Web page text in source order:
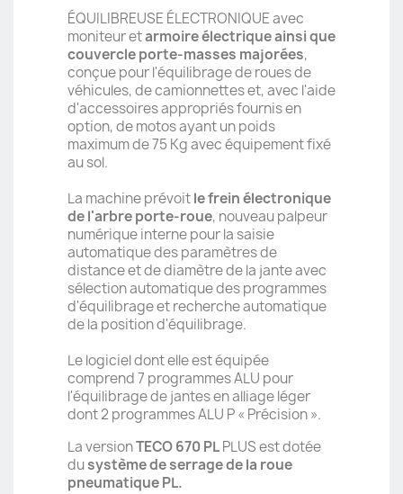
ÉQUILIBREUSE ÉLECTRONIQUE avec
moniteur etarmoire électrique ainsi que
couvercle porte-masses majorées,
conçue pour l'équilibrage de roues de
véhicules, de camionnettes et, avec l'aide
d'accessoires appropriés fournis en
option, de motos ayant un poids
maximum de 75 Kg avec équipement fixé
au sol.
La machine prévoitle frein électronique
de l'arbre porte-roue, nouveau palpeur
numérique interne pour la saisie
automatique des paramètres de
distance et de diamètre de la jante avec
sélection automatique des programmes
d'équilibrage et recherche automatique
de la position d'équilibrage.
Le logiciel dont elle est équipée
comprend 7 programmes ALU pour
l'équilibrage de jantes en alliage léger
dont 2 programmes ALU P « Précision ».
La versionTECO 670 PLPLUS est dotée
dusystème de serrage de la roue
pneumatique PL.